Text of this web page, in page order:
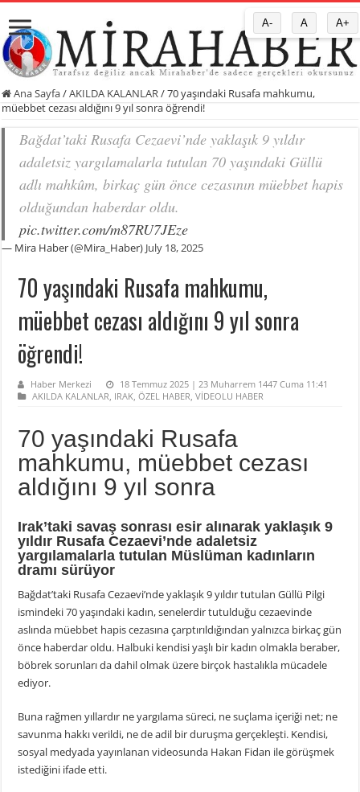
Ana Sayfa/AKILDA KALANLAR /70 yaşındaki Rusafa mahkumu,
müebbet cezası aldığını 9 yıl sonra öğrendi!
Bağdat’taki Rusafa Cezaevi’nde yaklaşık 9 yıldır
adaletsiz yargılamalarla tutulan 70 yaşındaki Güllü
adlı mahkûm, birkaç gün önce cezasının müebbet hapis
olduğundan haberdar oldu.
pic.twitter.com/m87RU7JEze
— Mira Haber (@Mira_Haber) July 18, 2025
70 yaşındaki Rusafa mahkumu,
müebbet cezası aldığını 9 yıl sonra
öğrendi!
Haber Merkezi
18 Temmuz 2025 | 23 Muharrem 1447 Cuma 11:41
AKILDA KALANLAR IRAK ,ÖZEL HABER ,VİDEOLU HABER
70 yaşındaki Rusafa
mahkumu, müebbet cezası
aldığını 9 yıl sonra
Irak’taki savaş sonrası esir alınarak yaklaşık 9
yıldır Rusafa Cezaevi’nde adaletsiz
yargılamalarla tutulan Müslüman kadınların
dramı sürüyor
Bağdat’taki Rusafa Cezaevi’nde yaklaşık 9 yıldır tutulan Güllü Pilgi
ismindeki 70 yaşındaki kadın, senelerdir tutulduğu cezaevinde
aslında müebbet hapis cezasına çarptırıldığından yalnızca birkaç gün
önce haberdar oldu. Halbuki kendisi yaşlı bir kadın olmakla beraber,
böbrek sorunları da dahil olmak üzere birçok hastalıkla mücadele
ediyor.
Buna rağmen yıllardır ne yargılama süreci, ne suçlama içeriği net; ne
savunma hakkı verildi, ne de adil bir duruşma gerçekleşti. Kendisi,
sosyal medyada yayınlanan videosunda Hakan Fidan ile görüşmek
istediğini ifade etti.
A- A A+